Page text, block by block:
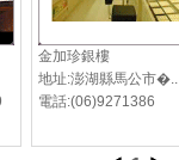
金加珍銀樓
地址:澎湖縣馬公市�..
電話:(06)9271386